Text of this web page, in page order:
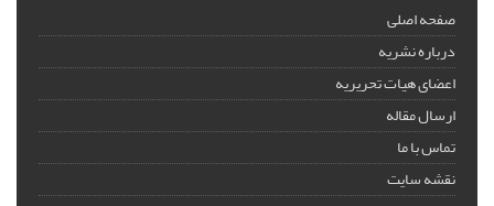
صفحه اصلی
درباره نشریه
اعضای هیات تحریریه
ارسال مقاله
تماس با ما
نقشه سایت